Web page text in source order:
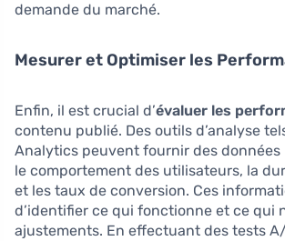
demande du marché.
Mesurer et Optimiser les
Enfin, il est crucial d’évaluer les
contenu publié. Des outils d’analyse
Analytics peuvent fournir des données
le comportement des utilisateurs, la
et les taux de conversion. Ces
d’identifier ce qui fonctionne et ce qui
ajustements. En effectuant des tests